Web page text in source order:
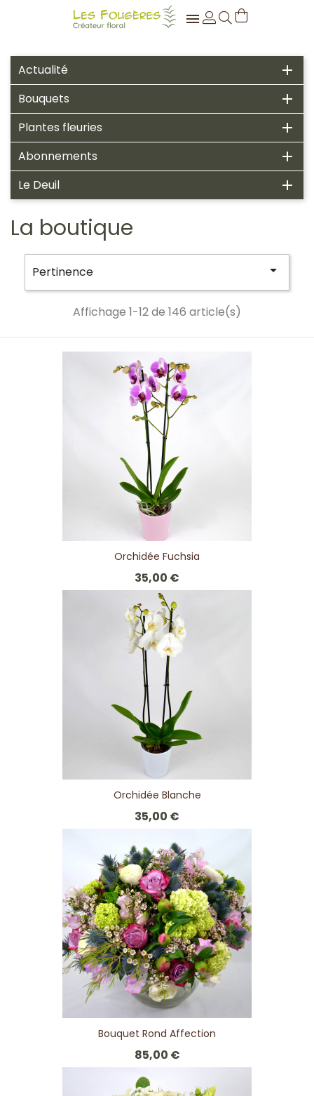

Actualité 
Bouquets 
Plantes fleuries 
Abonnements 
Le Deuil 
La boutique
Pertinence 
Affichage 1-12 de 146 article(s)
Orchidée Fuchsia
35,00 €
Orchidée Blanche
35,00 €
Bouquet Rond Affection
85,00 €